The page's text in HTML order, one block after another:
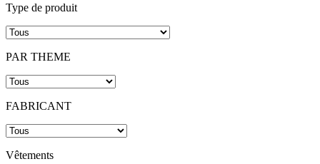
Type de produit
PAR THEME
FABRICANT
Vêtements